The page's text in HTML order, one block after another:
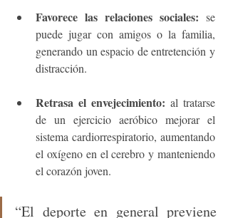
Favorece las relaciones sociales: se
puede jugar con amigos o la familia,
generando un espacio de entretención y
distracción.
Retrasa el envejecimiento: al tratarse
de un ejercicio aeróbico mejorar el
sistema cardiorrespiratorio, aumentando
el oxígeno en el cerebro y manteniendo
el corazón joven.
“El deporte en general previene